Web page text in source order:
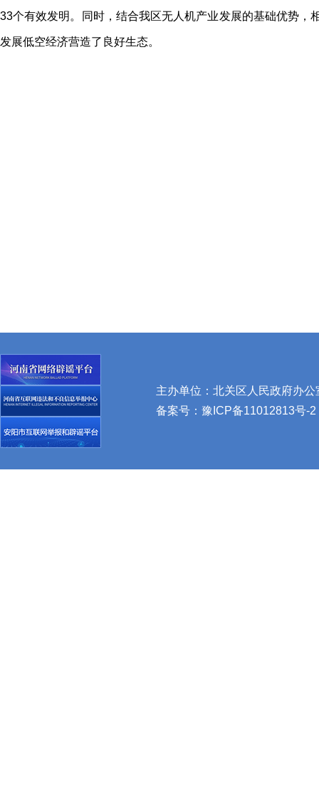
33个有效发明。同时，结合我区无人机产业发展的基础优势
发展低空经济营造了良好生态。
主办单位：北关区人民政府办
备案号： 豫ICP备11012813号-2